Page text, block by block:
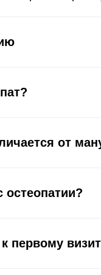
от
остеопатии?
первому